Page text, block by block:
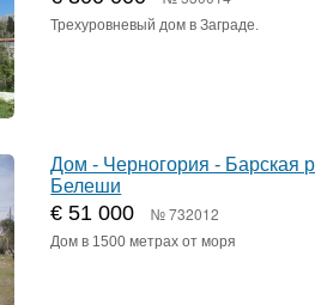
Трехуровневый дом в Заграде.
Дом - Черногория - Барская
Белеши
€ 51 000 № 732012
Дом в 1500 метрах от моря